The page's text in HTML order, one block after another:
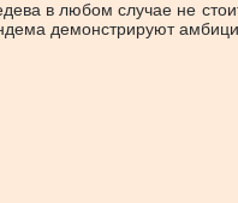
в любом случае не
демонстрируют